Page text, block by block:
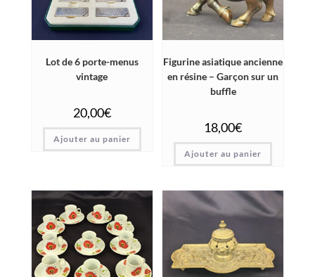
Lot de 6 porte-menus
vintage
20,00€
Ajouter au panier
Figurine asiatique ancienne
en résine – Garçon sur un
buffle
18,00€
Ajouter au panier